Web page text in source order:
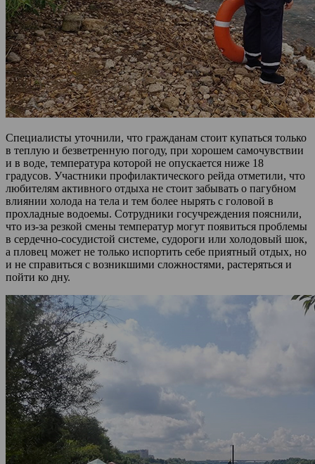
Специалисты уточнили, что гражданам стоит купаться только
в теплую и безветренную погоду, при хорошем самочувствии
и в воде, температура которой не опускается ниже 18
градусов. Участники профилактического рейда отметили, что
любителям активного отдыха не стоит забывать о пагубном
влиянии холода на тела и тем более нырять с головой в
прохладные водоемы. Сотрудники госучреждения пояснили,
что из-за резкой смены температур могут появиться проблемы
в сердечно-сосудистой системе, судороги или холодовый шок,
а пловец может не только испортить себе приятный отдых, но
и не справиться с возникшими сложностями, растеряться и
пойти ко дну.